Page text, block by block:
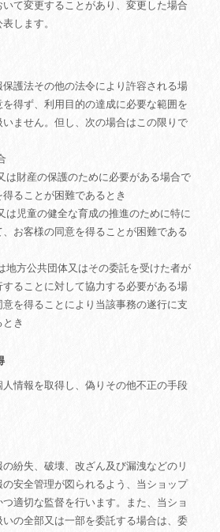
て変更することがあり、変更した場合
します。
護法その他の法令により許容される場
得ず、利用目的の達成に必要な範囲を
ません。但し、次の場合はこの限りで
は財産の保護のために必要がある場合で
ることが困難であるとき
は児童の健全な育成の推進のために特に
お客様の同意を得ることが困難である
地方公共団体又はその委託を受けた者が
ることに対して協力する必要がある場
を得ることにより当該事務の遂行に支
き
情報を取得し、偽りその他不正の手段
紛失、破壊、改ざん及び漏洩などのリ
安全管理が図られるよう、当ショップ
適切な監督を行います。また、当ショ
の全部又は一部を委託する場合は、委